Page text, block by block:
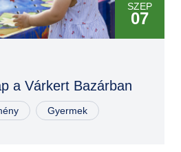
SZEP
07
a Várkert Bazárban
Gyermek